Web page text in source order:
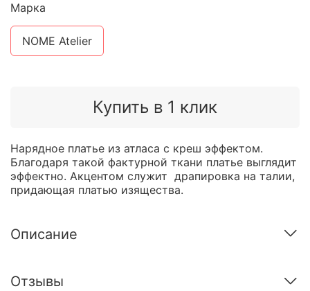
Купить в 1 клик
Марка
NOME Atelier
Нарядное платье из атласа с креш эффектом.
Благодаря такой фактурной ткани платье выглядит
эффектно. Акцентом служит драпировка на талии,
придающая платью изящества.
Описание
Отзывы